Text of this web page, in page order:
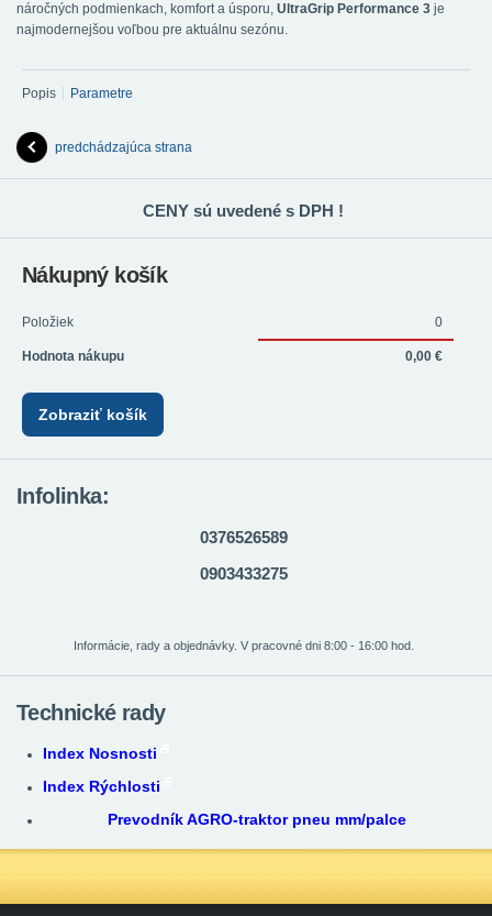
náročných podmienkach, komfort a úsporu, UltraGrip Performance 3 je
najmodernejšou voľbou pre aktuálnu sezónu.
Popis Parametre
predchádzajúca strana
CENY sú uvedené s DPH !
Nákupný košík
Položiek 0
Hodnota nákupu 0,00 €
Zobraziť košík
Infolinka:
0376526589
0903433275
Informácie, rady a objednávky. V pracovné dni 8:00 - 16:00 hod.
Technické rady
Index Nosnosti
Index Rýchlosti
Prevodník AGRO-traktor pneu mm/palce